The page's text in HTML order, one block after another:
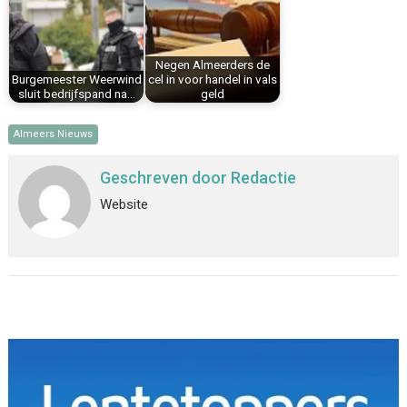
Burgemeester Weerwind
sluit bedrijfspand na…
Negen Almeerders de
cel in voor handel in vals
geld
Almeers Nieuws
Geschreven door Redactie
Website